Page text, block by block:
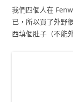
我們四個人在
已，所以買了外野
西填個肚子（不能